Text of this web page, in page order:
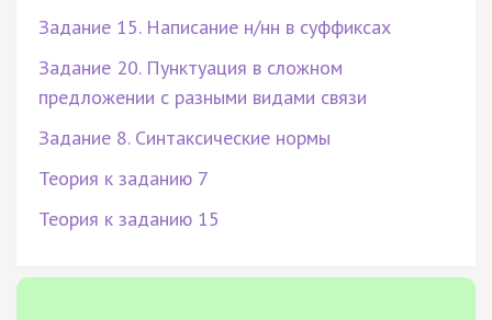
Задание 15. Написание н/нн в суффиксах
Задание 20. Пунктуация в сложном
предложении с разными видами связи
Задание 8. Синтаксические нормы
Теория к заданию 7
Теория к заданию 15